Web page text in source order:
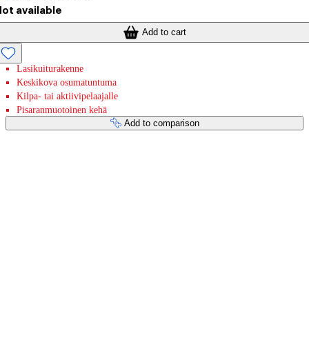
available
Add to cart
Lasikuiturakenne
Keskikova osumatuntuma
Kilpa- tai aktiivipelaajalle
Pisaranmuotoinen kehä
Add to comparison